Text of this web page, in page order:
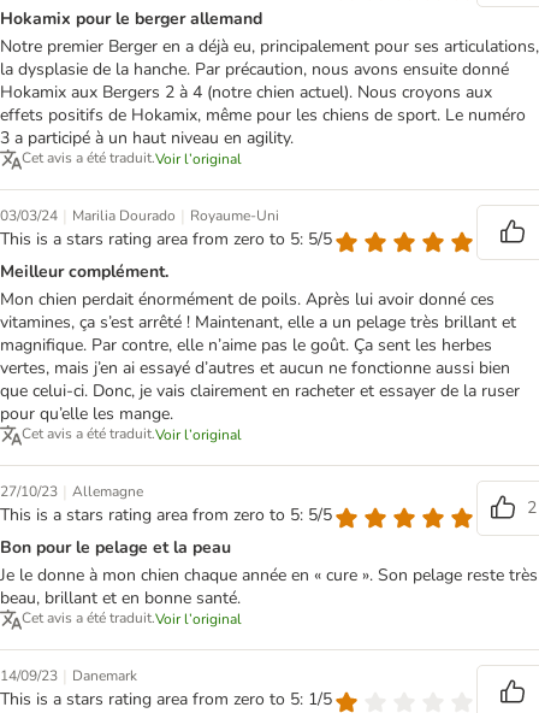
Hokamix pour le berger allemand
Notre premier Berger en a déjà eu, principalement pour ses articulations,
la dysplasie de la hanche. Par précaution, nous avons ensuite donné
Hokamix aux Bergers 2 à 4 (notre chien actuel). Nous croyons aux
effets positifs de Hokamix, même pour les chiens de sport. Le numéro
3 a participé à un haut niveau en agility.
Cet avis a été traduit.Voir l’original
03/03/24 | Marilia Dourado | Royaume-Uni
This is a stars rating area from zero to 5: 5/5
Meilleur complément.
Mon chien perdait énormément de poils. Après lui avoir donné ces
vitamines, ça s’est arrêté ! Maintenant, elle a un pelage très brillant et
magnifique. Par contre, elle n’aime pas le goût. Ça sent les herbes
vertes, mais j’en ai essayé d’autres et aucun ne fonctionne aussi bien
que celui-ci. Donc, je vais clairement en racheter et essayer de la ruser
pour qu’elle les mange.
Cet avis a été traduit.Voir l’original
27/10/23 | Allemagne
This is a stars rating area from zero to 5: 5/5
2
Bon pour le pelage et la peau
Je le donne à mon chien chaque année en « cure ». Son pelage reste très
beau, brillant et en bonne santé.
Cet avis a été traduit.Voir l’original
14/09/23 | Danemark
This is a stars rating area from zero to 5: 1/5